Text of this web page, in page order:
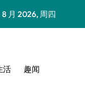
8 月 2026, 周四
活 趣闻